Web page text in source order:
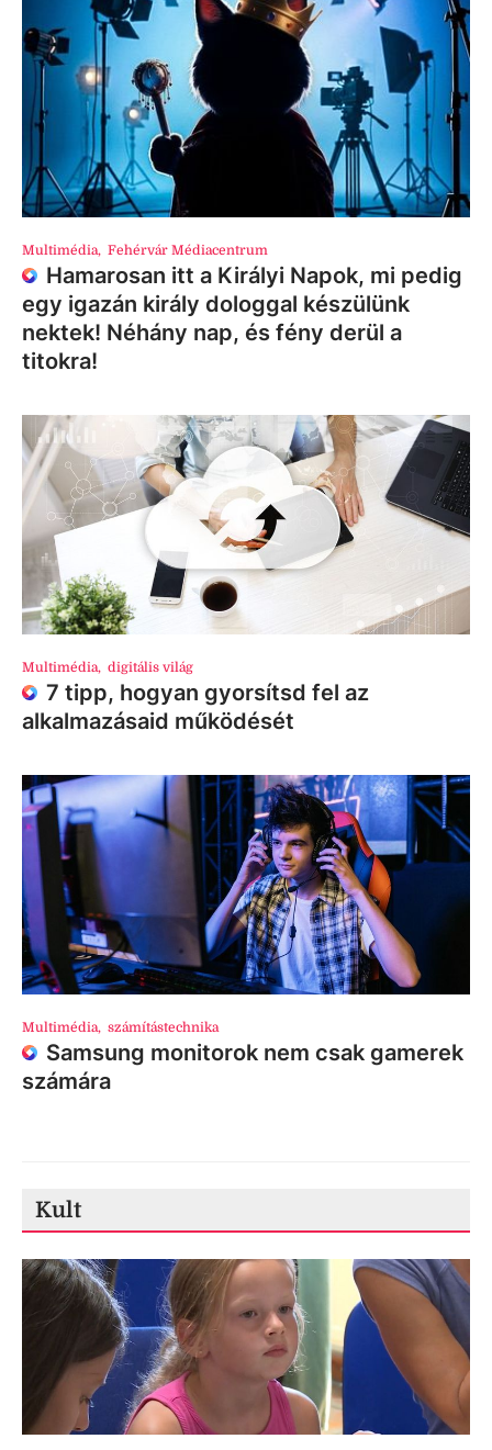
Multimédia, Fehérvár Médiacentrum
Hamarosan itt a Királyi Napok, mi pedig
egy igazán király dologgal készülünk
nektek! Néhány nap, és fény derül a
titokra!
Multimédia, digitális világ
7 tipp, hogyan gyorsítsd fel az
alkalmazásaid működését
Multimédia, számítástechnika
Samsung monitorok nem csak gamerek
számára
Kult